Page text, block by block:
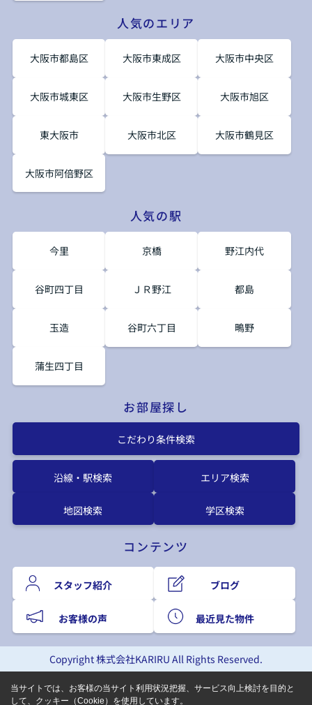
人気のエリア
大阪市都島区 大阪市東成区 大阪市中央区
大阪市城東区 大阪市生野区 大阪市旭区
東大阪市 大阪市北区 大阪市鶴見区
大阪市阿倍野区
人気の駅
今里 京橋 野江内代
谷町四丁目 ＪＲ野江 都島
玉造 谷町六丁目 鴫野
蒲生四丁目
お部屋探し
こだわり条件検索
沿線・駅検索 エリア検索
地図検索 学区検索
コンテンツ
スタッフ紹介 ブログ
お客様の声 最近見た物件
Copyright 株式会社KARIRU All Rights Reserved.
当サイトでは、お客様の当サイト利用状況把握、サービス向上検討を目的と
して、クッキー（Cookie）を使用しています。